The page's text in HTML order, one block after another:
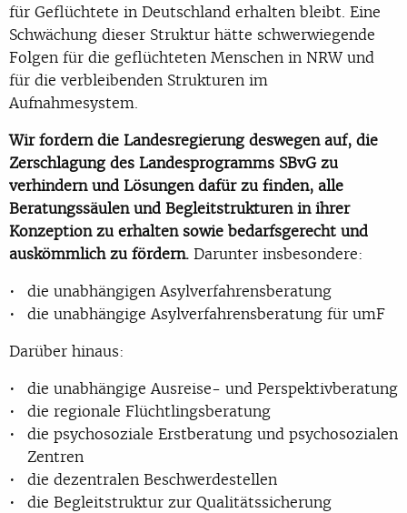
für Geflüchtete in Deutschland erhalten bleibt. Eine
Schwächung dieser Struktur hätte schwerwiegende
Folgen für die geflüchteten Menschen in NRW und
für die verbleibenden Strukturen im
Aufnahmesystem.
Wir fordern die Landesregierung deswegen auf, die
Zerschlagung des Landesprogramms SBvG zu
verhindern und Lösungen dafür zu finden, alle
Beratungssäulen und Begleitstrukturen in ihrer
Konzeption zu erhalten sowie bedarfsgerecht und
auskömmlich zu fördern. Darunter insbesondere:
die unabhängigen Asylverfahrensberatung
die unabhängige Asylverfahrensberatung für umF
Darüber hinaus:
die unabhängige Ausreise- und Perspektivberatung
die regionale Flüchtlingsberatung
die psychosoziale Erstberatung und psychosozialen
Zentren
die dezentralen Beschwerdestellen
die Begleitstruktur zur Qualitätssicherung